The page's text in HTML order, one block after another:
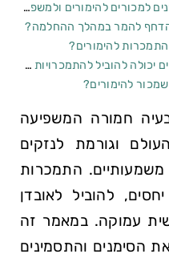
להימורים ולמשפחותיהם?
הדחף להמר במהלך ההחלמה?
להימורים?
להוביל להתמכרויות אחרות?
שמכור להימורים?
חמורה המשפיעה
וגורמת לנזקים
משמעותיים. התמכרות
להוביל לאובדן
עמוקה. במאמר זה
את הסימנים והתסמינים